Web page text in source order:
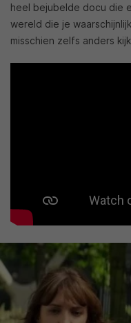
heel bejubelde docu die
wereld die je
misschien zelfs anders